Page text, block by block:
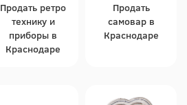
Продать ретро
технику и
приборы в
Краснодаре
Продать
самовар в
Краснодаре